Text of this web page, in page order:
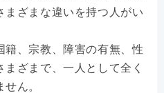
まざまな違いを持つ人がい
籍、宗教、障害の有無、性
ざまで、一人として全く
ん。